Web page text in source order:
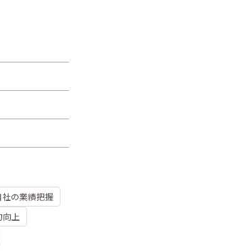
社の業績把握
向上